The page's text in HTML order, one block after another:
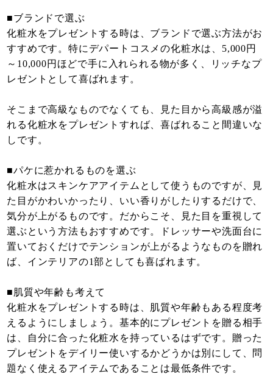
■ブランドで選ぶ
化粧水をプレゼントする時は、ブランドで選ぶ方法がお
すすめです。特にデパートコスメの化粧水は、5,000円
～10,000円ほどで手に入れられる物が多く、リッチなプ
レゼントとして喜ばれます。
そこまで高級なものでなくても、見た目から高級感が溢
れる化粧水をプレゼントすれば、喜ばれること間違いな
しです。
■パケに惹かれるものを選ぶ
化粧水はスキンケアアイテムとして使うものですが、見
た目がかわいかったり、いい香りがしたりするだけで、
気分が上がるものです。だからこそ、見た目を重視して
選ぶという方法もおすすめです。ドレッサーや洗面台に
置いておくだけでテンションが上がるようなものを贈れ
ば、インテリアの1部としても喜ばれます。
■肌質や年齢も考えて
化粧水をプレゼントする時は、肌質や年齢もある程度考
えるようにしましょう。基本的にプレゼントを贈る相手
は、自分に合った化粧水を持っているはずです。贈った
プレゼントをデイリー使いするかどうかは別にして、問
題なく使えるアイテムであることは最低条件です。